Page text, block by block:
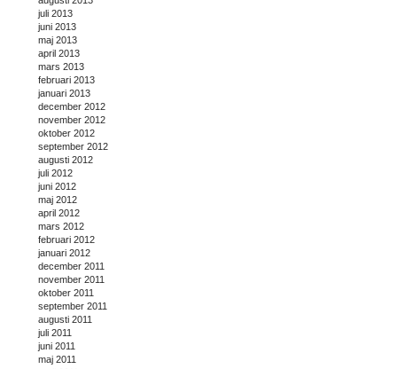
juli 2013
juni 2013
maj 2013
april 2013
mars 2013
februari 2013
januari 2013
december 2012
november 2012
oktober 2012
september 2012
augusti 2012
juli 2012
juni 2012
maj 2012
april 2012
mars 2012
februari 2012
januari 2012
december 2011
november 2011
oktober 2011
september 2011
augusti 2011
juli 2011
juni 2011
maj 2011